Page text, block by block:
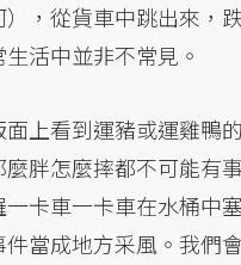
，從貨車中跳出來，
活中並非不常見。
上看到運豬或運雞鴨
胖怎麼摔都不可能有
卡車一卡車在水桶中
當成地方采風。我們